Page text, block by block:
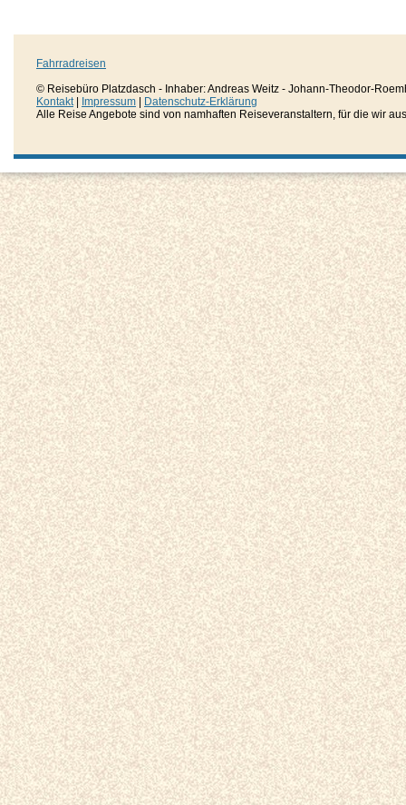
Fahrradreisen
© Reisebüro Platzdasch - Inhaber: Andreas Weitz - Johann-Theodor-
Kontakt| Impressum
Datenschutz-Erklärung
Alle Reise Angebote sind von namhaften Reiseveranstaltern, für die wir